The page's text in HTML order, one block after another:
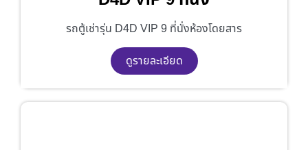
รถตู้เช่ารุ่น D4D VIP 9 ที่นั่งห้องโดยสาร
ดูรายละเอียด